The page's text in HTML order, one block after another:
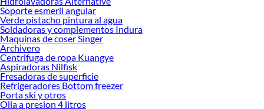
Soporte esmeril angular
Verde pistacho pintura al agua
Soldadoras y complementos Indura
Maquinas de coser Singer
Archivero
Centrifuga de ropa Kuangye
Aspiradoras Nilfisk
Fresadoras de superficie
Refrigeradores Bottom freezer
Porta ski y otros
Olla a presion 4 litros